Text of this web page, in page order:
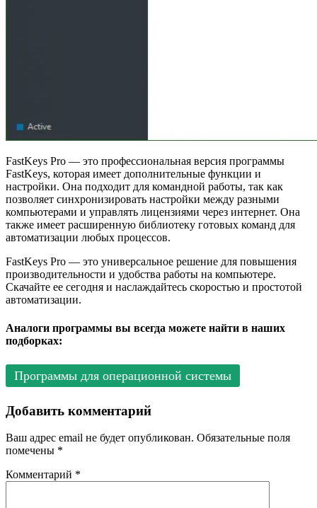
FastKeys Pro — это профессиональная версия программы
FastKeys, которая имеет дополнительные функции и
настройки. Она подходит для командной работы, так как
позволяет синхронизировать настройки между разными
компьютерами и управлять лицензиями через интернет. Она
также имеет расширенную библиотеку готовых команд для
автоматизации любых процессов.
FastKeys Pro — это универсальное решение для повышения
производительности и удобства работы на компьютере.
Скачайте ее сегодня и наслаждайтесь скоростью и простотой
автоматизации.
Аналоги программы вы всегда можете найти в наших
подборках:
Программы для операционной системы
Добавить комментарий
Ваш адрес email не будет опубликован. Обязательные поля
помечены *
Комментарий *